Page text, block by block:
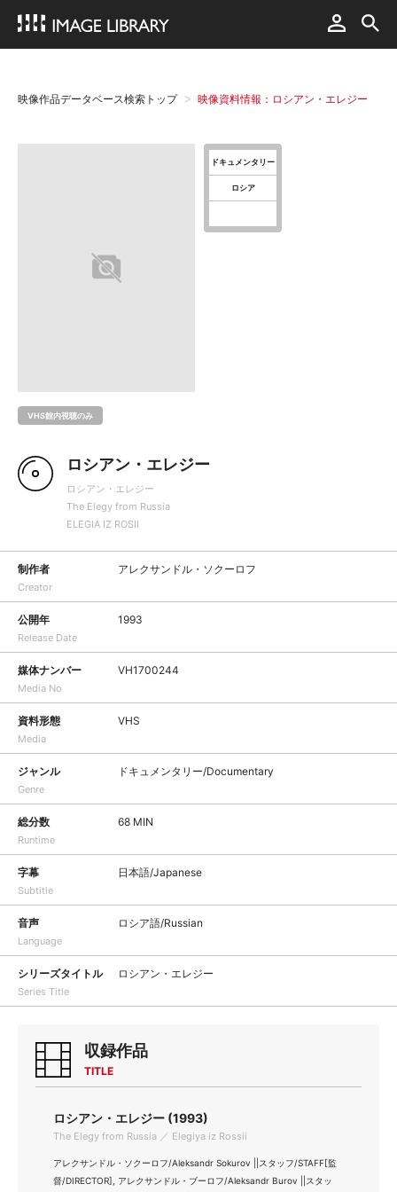
映像作品データベース検索トップ 映像資料情報：ロシアン・エレジー
VHS館内視聴のみ
ドキュメンタリー
ロシア
ロシアン・エレジー
ロシアン・エレジー
The Elegy from Russia
ELEGIA IZ ROSII
制作者
Creator
アレクサンドル・ソクーロフ
公開年
Release Date
1993
媒体ナンバー
Media No
VH1700244
資料形態
Media
VHS
ジャンル
Genre
ドキュメンタリー/Documentary
総分数
Runtime
68 MIN
字幕
Subtitle
日本語/Japanese
音声
Language
ロシア語/Russian
シリーズタイトル
Series Title
ロシアン・エレジー
収録作品
TITLE
ロシアン・エレジー (1993)
The Elegy from Russia ／ Elegiya iz Rossii
アレクサンドル・ソクーロフ/Aleksandr Sokurov ||スタッフ/STAFF[監
督/DIRECTOR], アレクサンドル・ブーロフ/Aleksandr Burov ||スタッ